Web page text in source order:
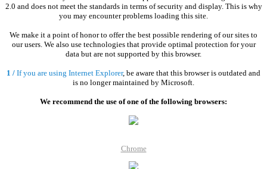
2.0 and does not meet the standards in terms of security and display. This is why
you may encounter problems loading this site.
We make it a point of honor to offer the best possible rendering of our sites to
our users. We also use technologies that provide optimal protection for your
data but are not supported by this browser.
1 / If you are using Internet Explorer, be aware that this browser is outdated and
is no longer maintained by Microsoft.
We recommend the use of one of the following browsers:
Chrome